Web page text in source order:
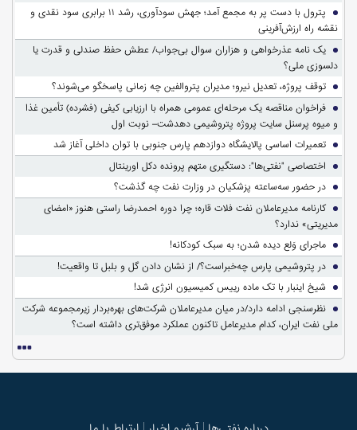
پترول با دست پر به مجمع آمد؛ جهش سودآوری، رشد ۱۱ برابری سود نقدی و
نقشه راه ارزش‌آفرینی
یک نامه عذرخواهی و هزاران سوال بی‌جواب/ عطش حفظ صندلی و قدرت یا
دلسوزی ملی؟
توقف پروژه، تعدیل نیرو؛ مدیران پتروالفین چه زمانی پاسخگو می‌شوند؟
فراخوان مناقصه یک مرحله‌ای عمومی همراه با ارزیابی کیفی (فشرده) تأمین غذا
و میوه پرسنل سایت پروژه پتروشیمی دهدشت– نوبت اول
تعمیرات اساسی پالایشگاه دوازدهم پارس جنوبی با توان داخلی آغاز شد
اختصاصی "نفتی‌ها": دستگیری متهم پرونده دکل اورینتال
در حضور سه‌ساعته پزشکیان در وزارت نفت چه گذشت؟
کارنامه مدیرعاملان نفت فلات قاره؛ چرا دوره احمدرضا راستی هنوز «امضای
مدیریتی» ندارد؟
ماجرای وَلع دیده شدن؛ به سبک کودکانه!
در پتروشیمی پارس چه‌خبراست؟/ از نشان دادن گل و بلبل تا واقعیت!
شیخ اینبار با تک ماده رییس کمیسیون انرژی شد!
نظرسنجی ادامه دارد/در میان مدیرعاملان شرکت‌های بهره‌بردار زیرمجموعه شرکت
ملی نفت ایران، کدام مدیرعامل تاکنون عملکرد موفق‌تری داشته است؟